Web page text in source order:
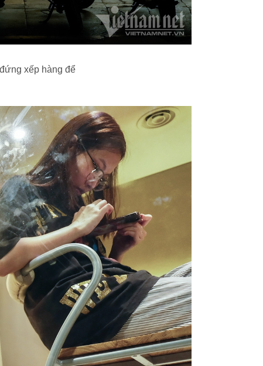
xếp hàng để